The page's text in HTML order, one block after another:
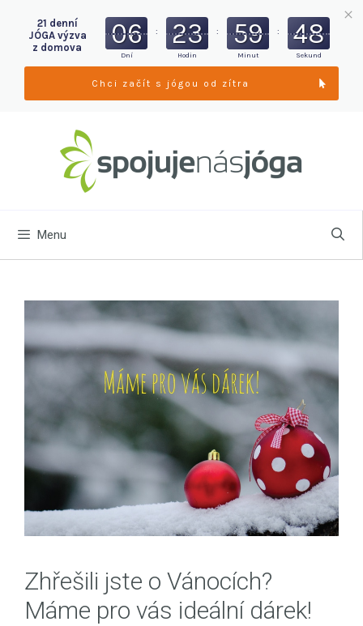
Menu
Zhřešili jste o Vánocích?
Máme pro vás ideální dárek!
21 denní
JÓGA výzva
z domova
06
Dní
: 23
Hodin
: 59
Minut
: 47
Sekund
Chci začít s jógou od zítra